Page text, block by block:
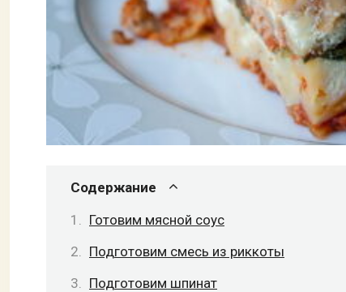
Содержание
Готовим мясной соус
Подготовим смесь из риккоты
Подготовим шпинат